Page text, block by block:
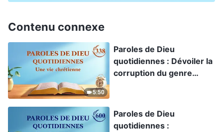
Contenu connexe
5:50
Paroles de Dieu
quotidiennes : Dévoiler la
corruption du genre
Paroles de Dieu
quotidiennes :